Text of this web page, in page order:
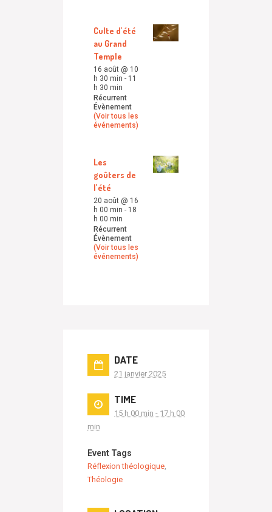
Culte d’été
au Grand
Temple
16 août @ 10
h 30 min - 11
h 30 min
Récurrent
Évènement
(Voir tous les
événements)
Les
goûters de
l’été
20 août @ 16
h 00 min - 18
h 00 min
Récurrent
Évènement
(Voir tous les
événements)
DATE
21 janvier 2025
TIME
15 h 00 min - 17 h 00
min
Event Tags
Réflexion théologique
Théologie